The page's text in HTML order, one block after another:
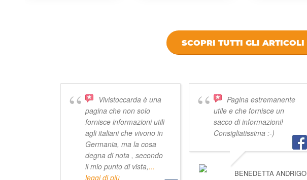
SCOPRI TUTTI GLI ARTICOLI
Vivistoccarda è una
pagina che non solo
fornisce informazioni utili
agli italiani che vivono in
Germania, ma la cosa
degna di nota , secondo
il mio punto di vista,...
leggi di più
Pagina estremanente
utile e che fornisce un
sacco di informazioni!
Consigliatissima :-)
BENEDETTA ANDRIGO